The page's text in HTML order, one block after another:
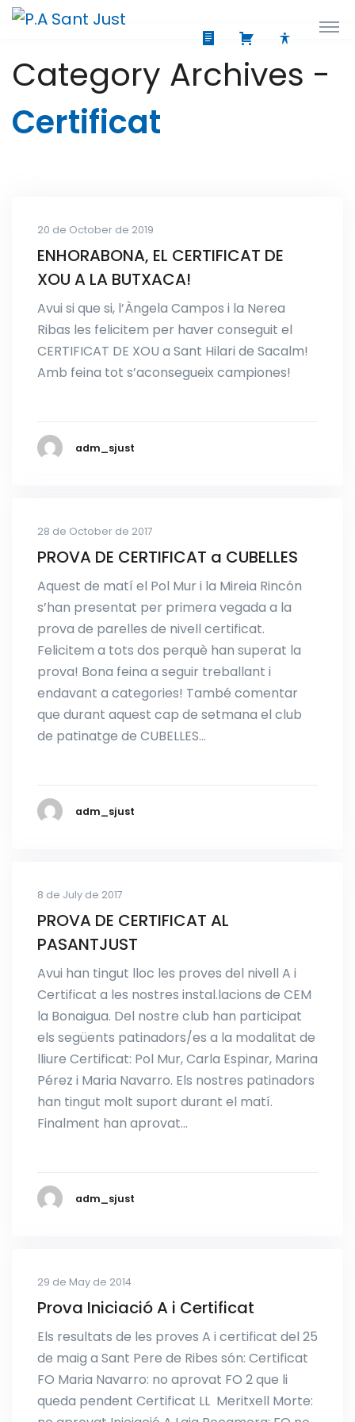
Category Archives -
Certificat
20 de October de 2019
ENHORABONA, EL CERTIFICAT DE
XOU A LA BUTXACA!
Avui si que si, l’Àngela Campos i la Nerea
Ribas les felicitem per haver conseguit el
CERTIFICAT DE XOU a Sant Hilari de Sacalm!
Amb feina tot s’aconsegueix campiones!
adm_sjust
28 de October de 2017
PROVA DE CERTIFICAT a CUBELLES
Aquest de matí el Pol Mur i la Mireia Rincón
s’han presentat per primera vegada a la
prova de parelles de nivell certificat.
Felicitem a tots dos perquè han superat la
prova! Bona feina a seguir treballant i
endavant a categories! També comentar
que durant aquest cap de setmana el club
de patinatge de CUBELLES…
adm_sjust
8 de July de 2017
PROVA DE CERTIFICAT AL
PASANTJUST
Avui han tingut lloc les proves del nivell A i
Certificat a les nostres instal.lacions de CEM
la Bonaigua. Del nostre club han participat
els següents patinadors/es a la modalitat de
lliure Certificat: Pol Mur, Carla Espinar, Marina
Pérez i Maria Navarro. Els nostres patinadors
han tingut molt suport durant el matí.
Finalment han aprovat…
adm_sjust
29 de May de 2014
Prova Iniciació A i Certificat
Els resultats de les proves A i certificat del 25
de maig a Sant Pere de Ribes són: Certificat
FO Maria Navarro: no aprovat FO 2 que li
queda pendent Certificat LL Meritxell Morte: